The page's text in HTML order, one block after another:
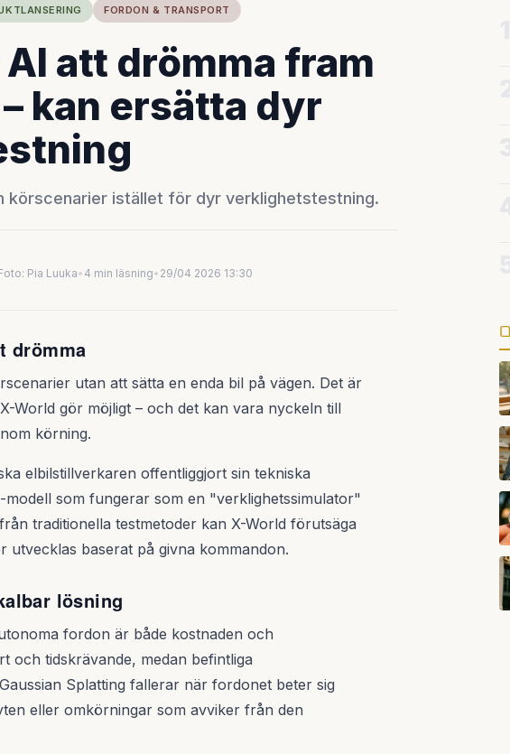
FORDON & TRANSPORT
att drömma fram
kan ersätta dyr
körscenarier istället för dyr verklighetstestning.
Pia Luuka• 4 min läsning• 29/04 2026 13:30
drömma
utan att sätta en enda bil på vägen. Det är
World gör möjligt – och det kan vara nyckeln till
körning.
elbilstillverkaren offentliggjort sin tekniska
som fungerar som en "verklighetssimulator"
traditionella testmetoder kan X-World förutsäga
baserat på givna kommandon.
lösning
fordon är både kostnaden och
och tidskrävande, medan befintliga
Splatting fallerar när fordonet beter sig
eller omkörningar som avviker från den